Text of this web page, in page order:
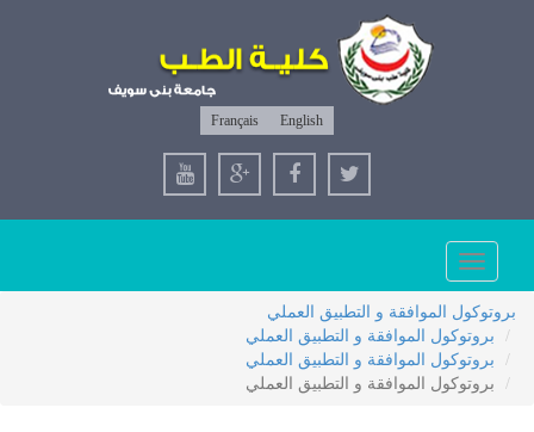
English
Français
Toggle
navigation
بروتوكول الموافقة و التطبيق العملي
بروتوكول الموافقة و التطبيق العملي
بروتوكول الموافقة و التطبيق العملي
بروتوكول الموافقة و التطبيق العملي